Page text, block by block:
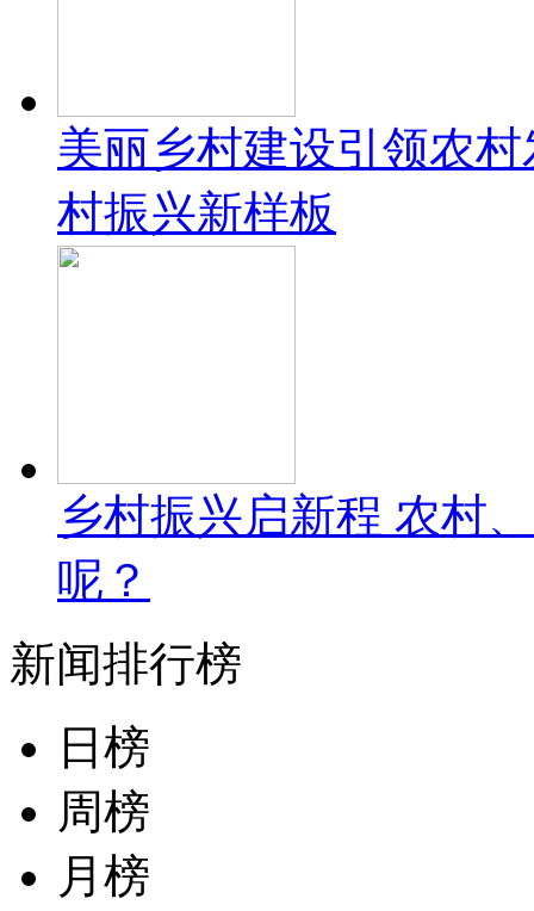
美丽乡村建设引领农
村振兴新样板
乡村振兴启新程 农村
呢？
新闻排行榜
日榜
周榜
月榜